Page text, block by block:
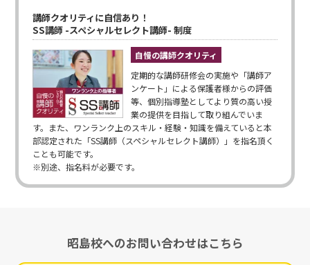
講師クオリティに自信あり！
SS講師 -スペシャルセレクト講師- 制度
自慢の講師クオリティ
定期的な講師研修会の実施や「講師ア
ンケート」による保護者様からの評価
等、個別指導塾としてより質の高い授
業の提供を目指して取り組んでいま
す。また、ワンランク上のスキル・経験・知識を備えていると本
部認定された「SS講師（スペシャルセレクト講師）」を指名頂く
ことも可能です。
※別途、指名料が必要です。
昭島校へのお問い合わせはこちら